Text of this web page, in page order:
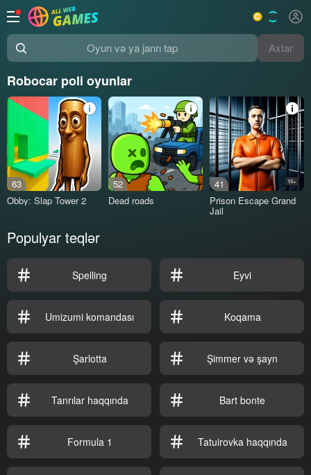
Oyun və ya janrı tap Axtar
Robocar poli oyunlar
63
Obby: Slap Tower 2
52
Dead roads
41 16+
Prison Escape Grand
Jail
Populyar teqlər
Spelling Eyvi
Umizumi komandası Koqama
Şarlotta Şimmer və şayn
Tanrılar haqqında Bart bonte
Formula 1 Tatuirovka haqqında